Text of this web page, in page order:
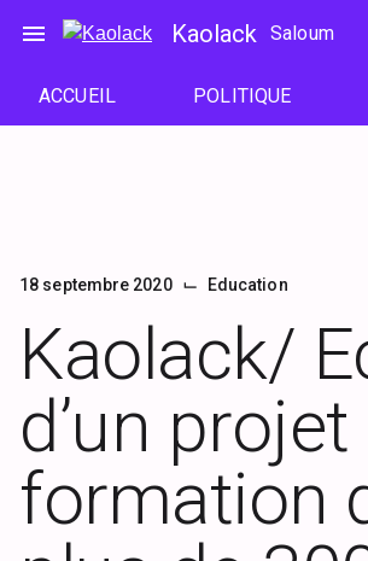
menu Kaolack Saloum
ACCUEIL POLITIQUE
18 septembre 2020 ⌙ Education
Kaolack/
d’un
formation